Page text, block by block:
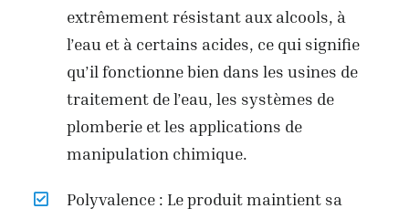
extrêmement résistant aux alcools, à
l’eau et à certains acides, ce qui signifie
qu’il fonctionne bien dans les usines de
traitement de l’eau, les systèmes de
plomberie et les applications de
manipulation chimique.
Polyvalence : Le produit maintient sa